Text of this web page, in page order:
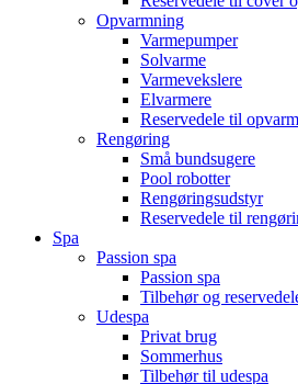
Opvarmning
Varmepumper
Solvarme
Varmevekslere
Elvarmere
Reservedele til
Rengøring
Små bundsugere
Pool robotter
Rengøringsudstyr
Reservedele til
Spa
Passion spa
Passion spa
Tilbehør og
Udespa
Privat brug
Sommerhus
Tilbehør til udespa